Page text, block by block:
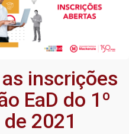
inscrições
EaD do 1º
2021